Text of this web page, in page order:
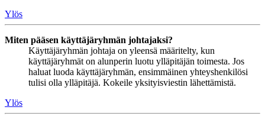
Ylös
Miten pääsen käyttäjäryhmän johtajaksi?
Käyttäjäryhmän johtaja on yleensä määritelty, kun
käyttäjäryhmät on alunperin luotu ylläpitäjän toimesta. Jos
haluat luoda käyttäjäryhmän, ensimmäinen yhteyshenkilösi
tulisi olla ylläpitäjä. Kokeile yksityisviestin lähettämistä.
Ylös